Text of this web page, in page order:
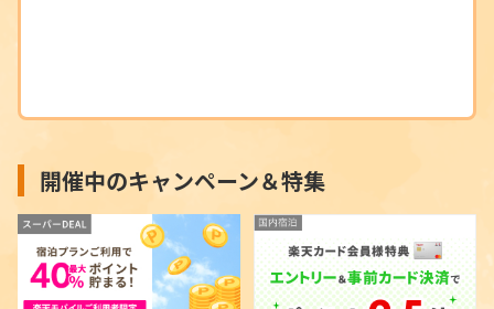
開催中のキャンペーン＆特集